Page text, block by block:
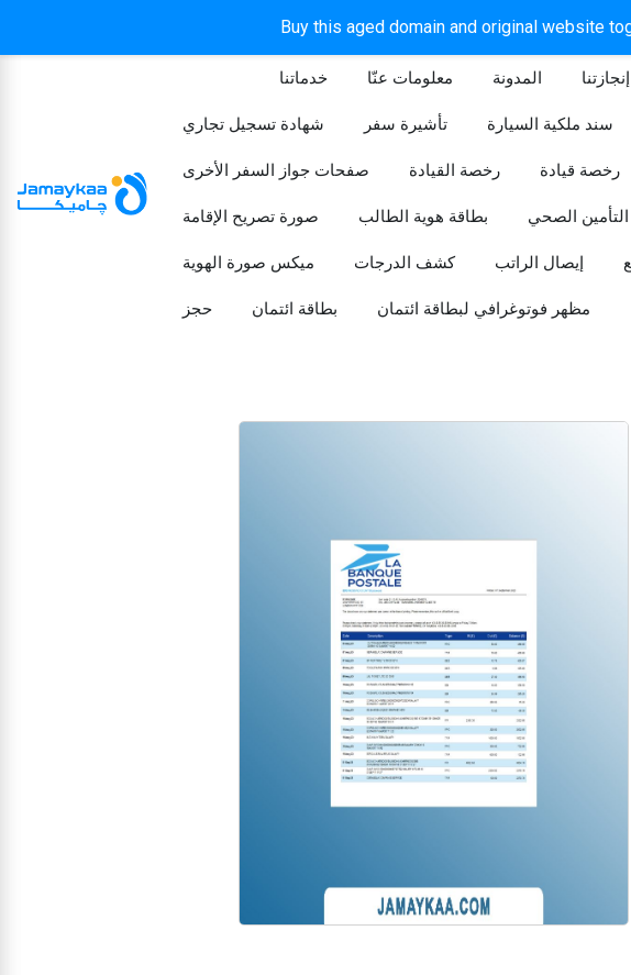
Buy this aged domain and original website
خدماتنا معلومات عنّا المدونة إنجازتنا
شهادة تسجيل تجاري تأشيرة سفر سند ملكية السيارة
صفحات جواز السفر الأخرى رخصة القيادة رخصة قيادة
صورة تصريح الإقامة بطاقة هوية الطالب الصحي
ميكس صورة الهوية كشف الدرجات إيصال الراتب
حجز بطاقة ائتمان مظهر فوتوغرافي لبطاقة ائتمان